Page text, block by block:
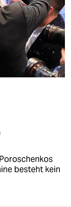
besteht kein